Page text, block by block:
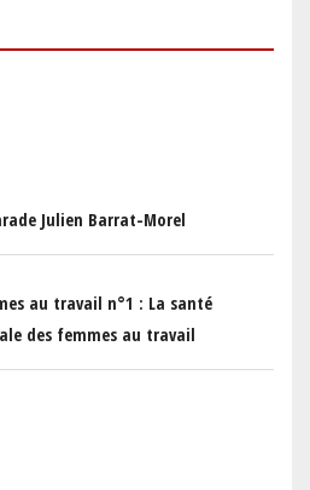
Julien Barrat-Morel
au travail n°1 : La santé
des femmes au travail